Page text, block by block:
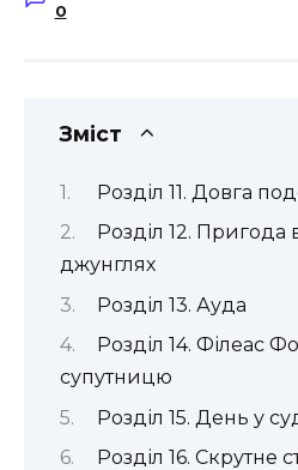
0
Зміст
Розділ 11. Довга
Розділ 12. Пригода
джунглях
Розділ 13. Ауда
Розділ 14. Філеас
супутницю
Розділ 15. День у
Розділ 16. Скрутне